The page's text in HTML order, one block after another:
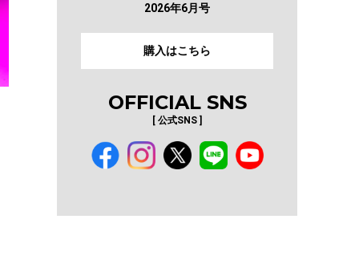
2026年6月号
購入はこちら
OFFICIAL SNS
[ 公式SNS ]